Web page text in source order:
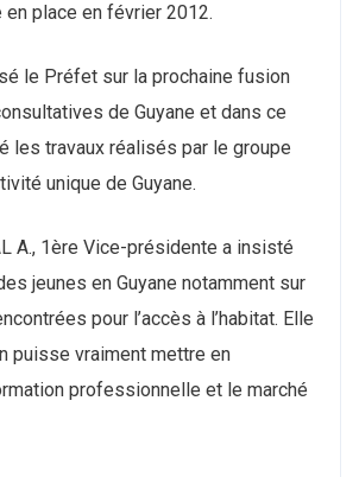
en place en février 2012.
le Préfet sur la prochaine fusion
de Guyane et dans ce
les travaux réalisés par le groupe
unique de Guyane.
A., 1ère Vice-présidente a insisté
jeunes en Guyane notamment sur
pour l’accès à l’habitat. Elle
puisse vraiment mettre en
professionnelle et le marché